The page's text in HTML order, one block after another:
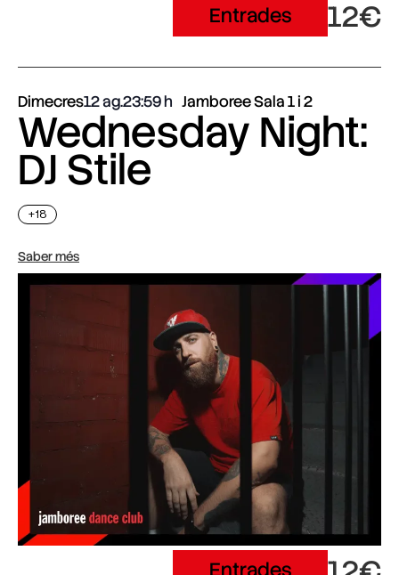
Entrades 12€
Dimecres12 ag.23:59 Jamboree Sala 1 i 2
Wednesday Night:
DJ Stile
+18
Saber més
Entrades